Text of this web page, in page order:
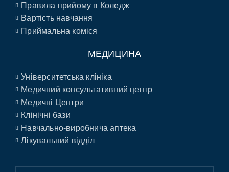
Правила прийому в Коледж
Вартість навчання
Приймальна коміся
МЕДИЦИНА
Університетська клініка
Медичний консультативний центр
Медичні Центри
Клінічні бази
Навчально-виробнича аптека
Лікувальний відділ